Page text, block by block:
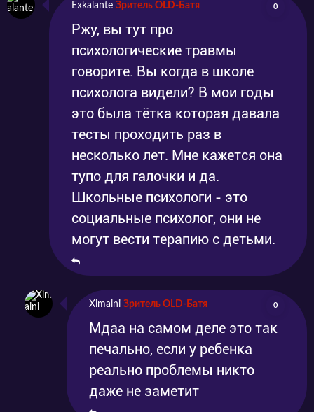
Exkalante Зритель OLD-Батя 0
Ржу, вы тут про
психологические травмы
говорите. Вы когда в школе
психолога видели? В мои годы
это была тётка которая давала
тесты проходить раз в
несколько лет. Мне кажется она
тупо для галочки и да.
Школьные психологи - это
социальные психолог, они не
могут вести терапию с детьми.
Ximaini Зритель OLD-Батя 0
Мдаа на самом деле это так
печально, если у ребенка
реально проблемы никто
даже не заметит